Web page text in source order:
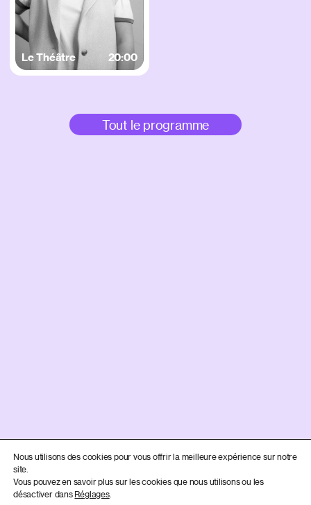
Le Théâtre 20:00
Tout le programme
Nous utilisons des cookies pour vous offrir la meilleure expérience sur notre
site.
Vous pouvez en savoir plus sur les cookies que nous utilisons ou les
désactiver dans Réglages.